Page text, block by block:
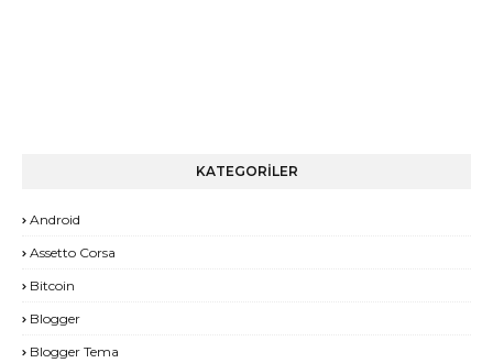
KATEGORİLER
Android
Assetto Corsa
Bitcoin
Blogger
Blogger Tema